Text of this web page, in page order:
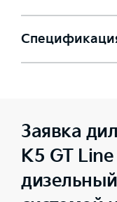
Заявка
K5 GT